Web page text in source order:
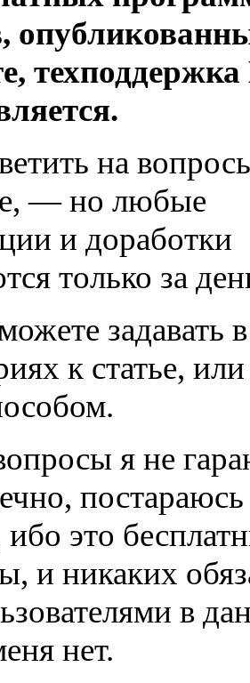
на
— но любые
и доработки
только за
задавать в
к статье,
я не
постараюсь
ибо это
и никаких
в
нет.